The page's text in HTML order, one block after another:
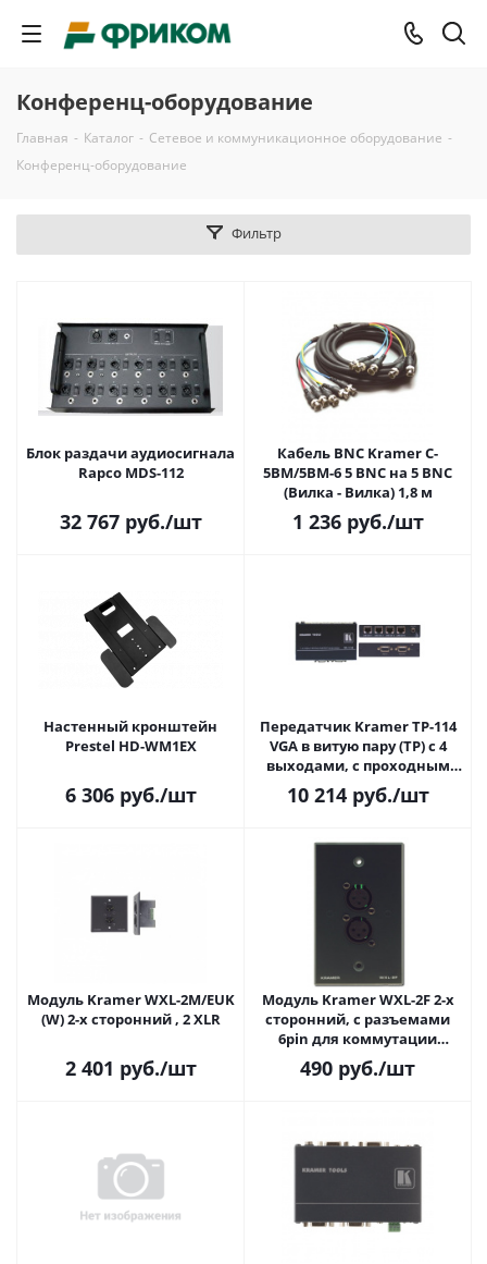
Конференц-оборудование
Главная - Каталог - Сетевое и коммуникационное оборудование -
Конференц-оборудование
Фильтр
Блок раздачи аудиосигнала
Rapco MDS-112
32 767руб./шт
Кабель BNC Kramer C-
5BM/5BM-6 5 BNC на 5 BNC
(Вилка - Вилка) 1,8 м
1 236руб./шт
Настенный кронштейн
Prestel HD-WM1EX
6 306руб./шт
Передатчик Kramer TP-114
VGA в витую пару (TP) с 4
выходами, с проходным
выходом VGA
10 214руб./шт
Модуль Kramer WXL-2М/EUK
(W) 2-х сторонний , 2 XLR
2 401 руб./шт
Модуль Kramer WXL-2F 2-х
сторонний, с разъемами
6pin для коммутации
аудиосигналов
490 руб./шт